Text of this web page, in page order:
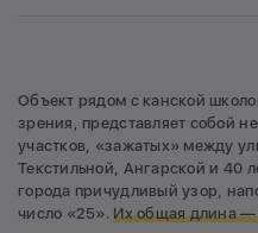
Объект рядом с канской
зрения, представляет собой
участков, «зажатых» между
Текстильной, Ангарской и 40
города причудливый узор,
число «25».Их общая длина —